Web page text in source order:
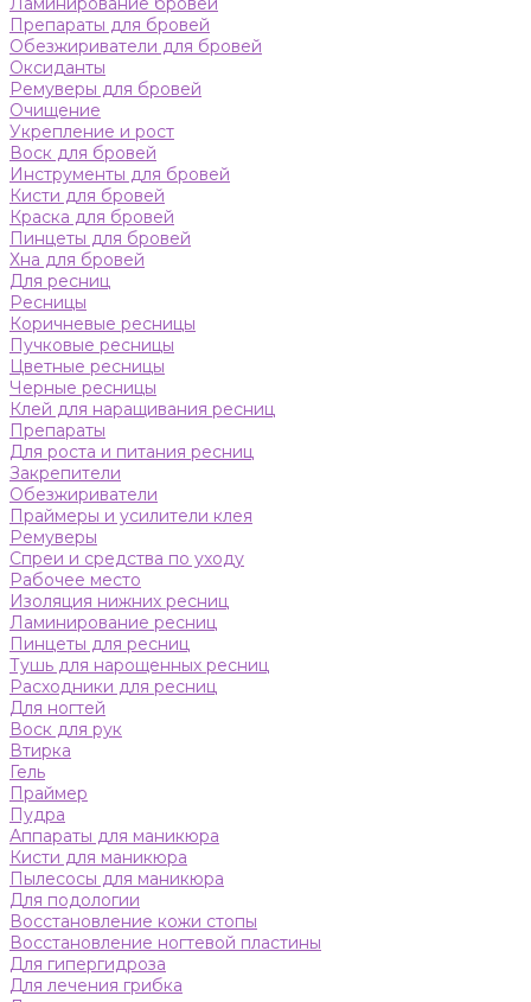
Препараты для бровей
Обезжириватели для бровей
Оксиданты
Ремуверы для бровей
Очищение
Укрепление и рост
Воск для бровей
Инструменты для бровей
Кисти для бровей
Краска для бровей
Пинцеты для бровей
Хна для бровей
Для ресниц
Ресницы
Коричневые ресницы
Пучковые ресницы
Цветные ресницы
Черные ресницы
Клей для наращивания ресниц
Препараты
Для роста и питания ресниц
Закрепители
Обезжириватели
Праймеры и усилители клея
Ремуверы
Спреи и средства по уходу
Рабочее место
Изоляция нижних ресниц
Ламинирование ресниц
Пинцеты для ресниц
Тушь для нарощенных ресниц
Расходники для ресниц
Для ногтей
Воск для рук
Втирка
Гель
Праймер
Пудра
Аппараты для маникюра
Кисти для маникюра
Пылесосы для маникюра
Для подологии
Восстановление кожи стопы
Восстановление ногтевой пластины
Для гипергидроза
Для лечения грибка